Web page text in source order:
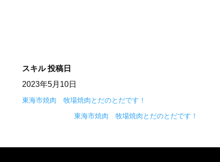
スキル 投稿日
2023年5月10日
東海市焼肉 牧場焼肉とだのとだです！
東海市焼肉 牧場焼肉とだのとだです！